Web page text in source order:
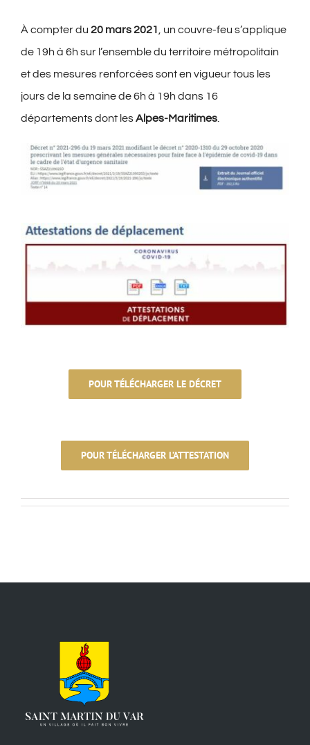
À compter du 20 mars 2021 , un couvre-feu s’applique
de 19h à 6h sur l’ensemble du territoire métropolitain
et des mesures renforcées sont en vigueur tous les
jours de la semaine de 6h à 19h dans 16
départements dont lesAlpes-Maritimes.
POUR TÉLÉCHARGER LE DÉCRET
POUR TÉLÉCHARGER L’ATTESTATION